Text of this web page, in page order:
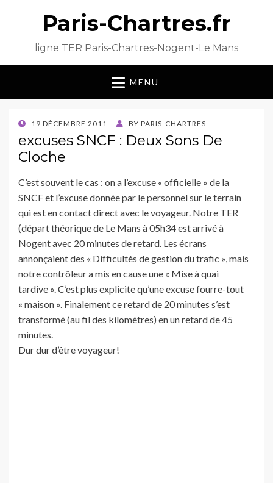
Paris-Chartres.fr
ligne TER Paris-Chartres-Nogent-Le Mans
MENU
POSTED
19 DÉCEMBRE 2011 BY PARIS-CHARTRES
excuses SNCF : Deux Sons De
Cloche
C’est souvent le cas : on a l’excuse « officielle » de la
SNCF et l’excuse donnée par le personnel sur le terrain
qui est en contact direct avec le voyageur. Notre TER
(départ théorique de Le Mans à 05h34 est arrivé à
Nogent avec 20 minutes de retard. Les écrans
annonçaient des « Difficultés de gestion du trafic », mais
notre contrôleur a mis en cause une « Mise à quai
tardive ». C’est plus explicite qu’une excuse fourre-tout
« maison ». Finalement ce retard de 20 minutes s’est
transformé (au fil des kilomètres) en un retard de 45
minutes.
Dur dur d’être voyageur!